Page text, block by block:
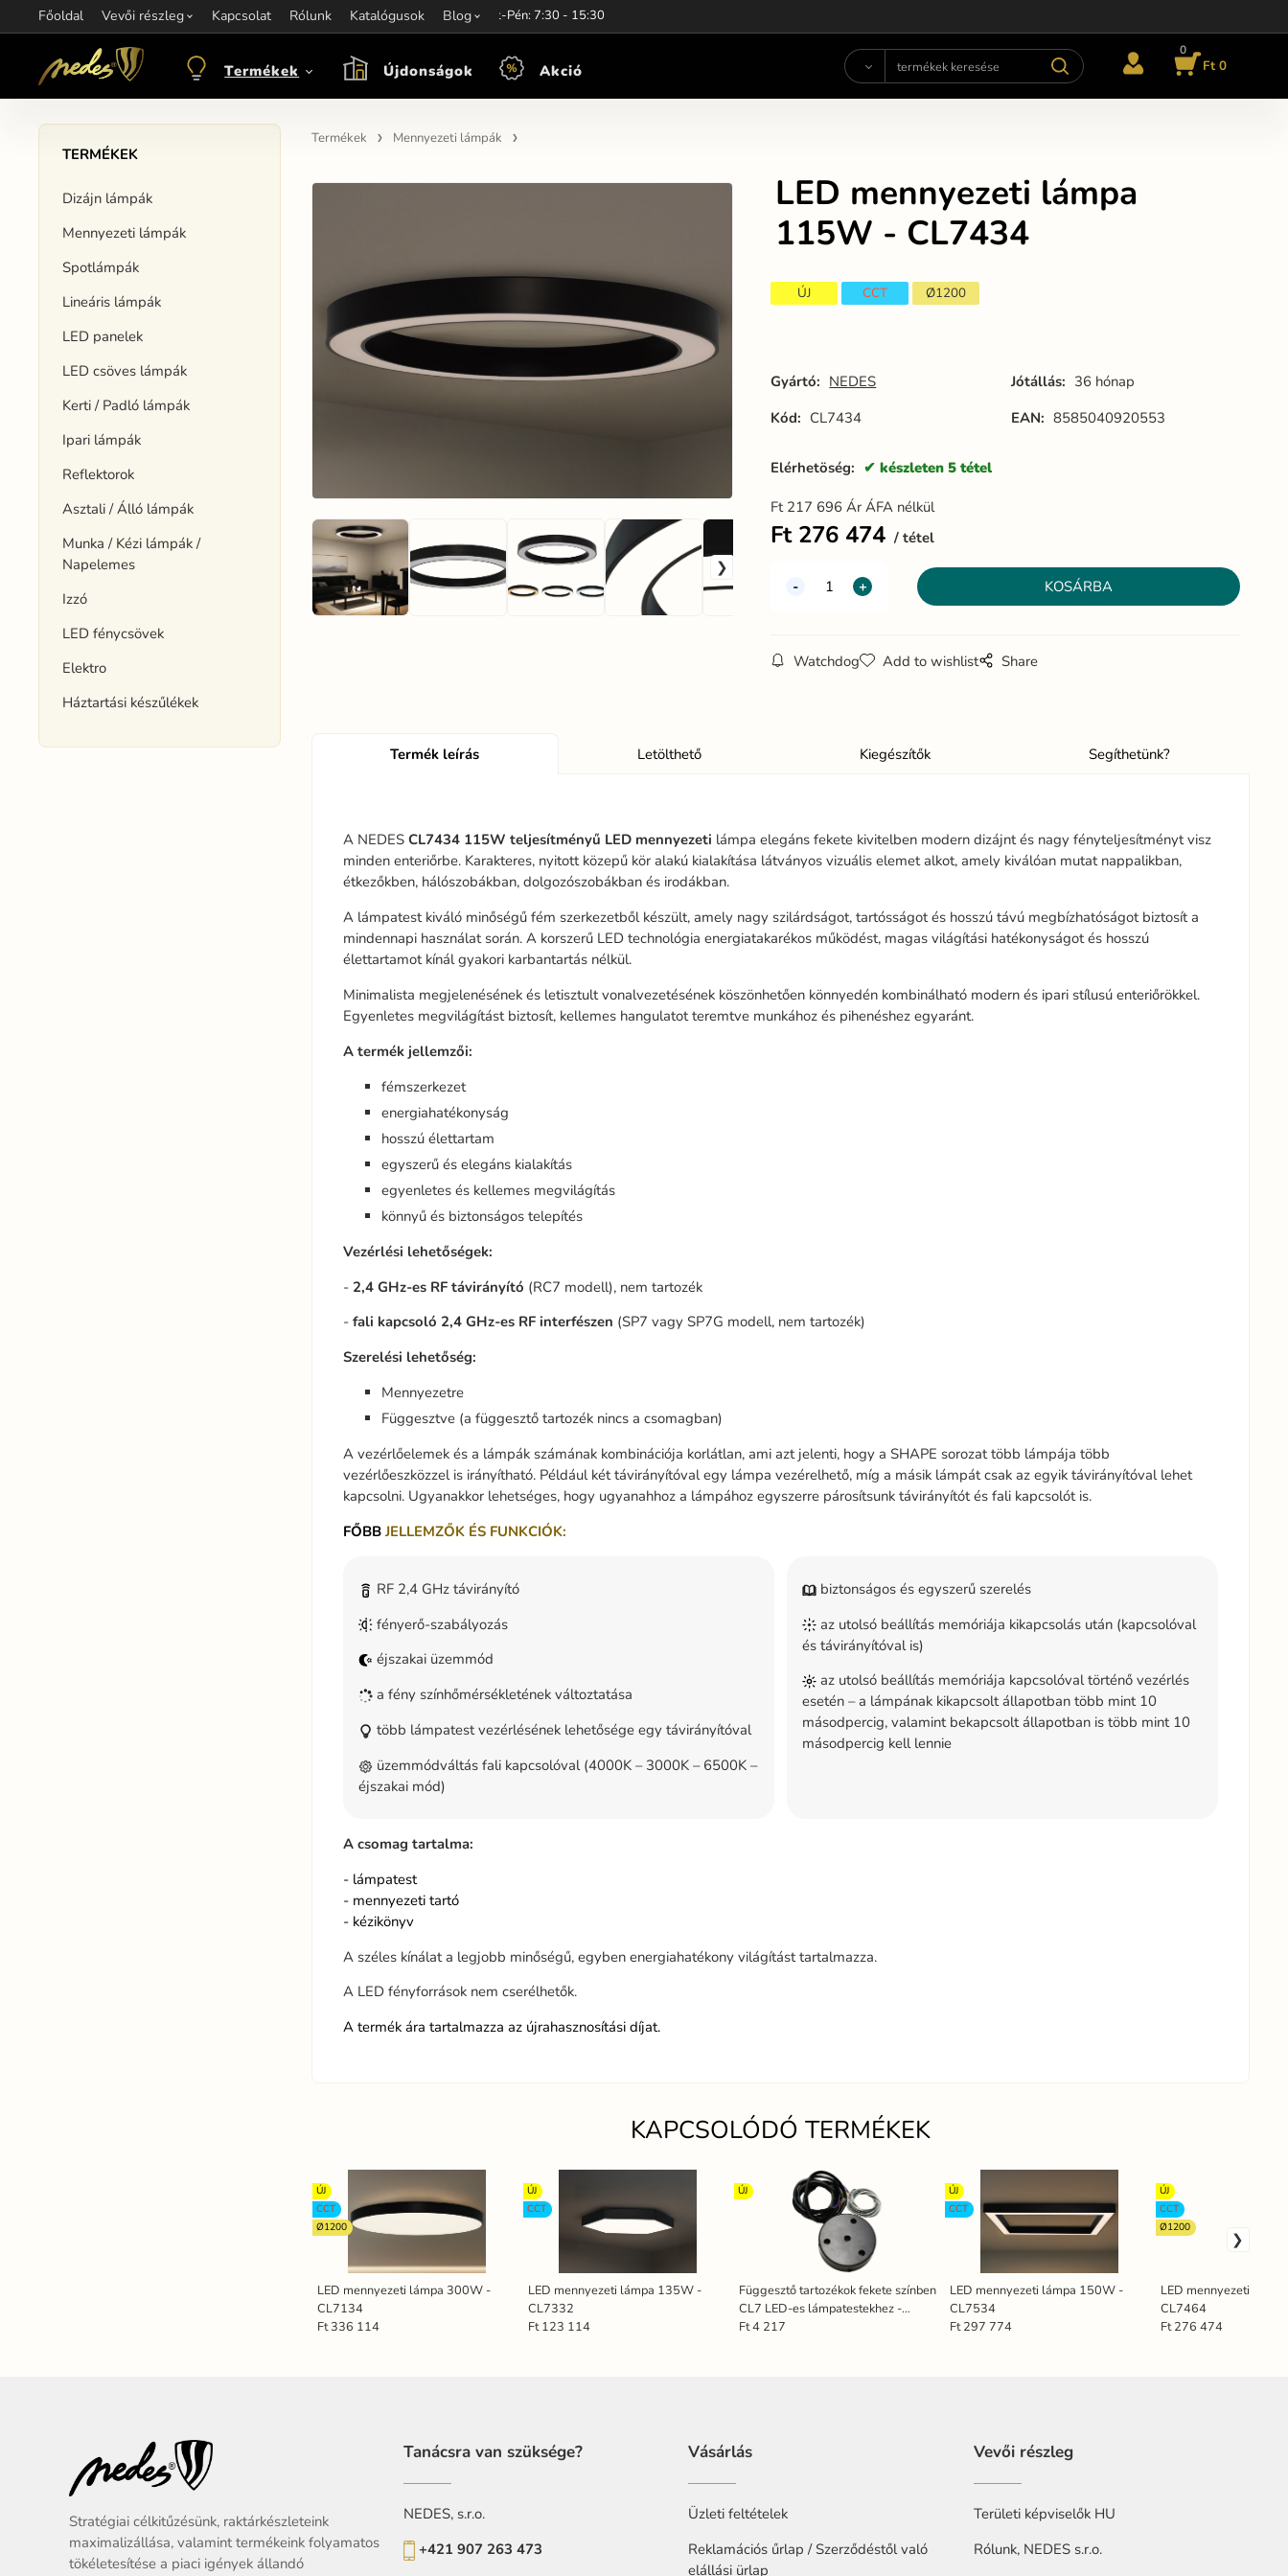
Főoldal Vevői részleg Kapcsolat Rólunk Katalógusok Blog
Információ:objednavkacz@nedes.sk Kapcsolat:+421 907 263 473Munkaidő: Hét-Pén: 7:30 - 15:30
Termékek Újdonságok Akció
0
Ft 0
TERMÉKEK
Dizájn lámpák
Mennyezeti lámpák
Spotlámpák
Lineáris lámpák
LED panelek
LED csöves lámpák
Kerti / Padló lámpák
Ipari lámpák
Reflektorok
Asztali / Álló lámpák
Munka / Kézi lámpák /
Napelemes
Izzó
LED fénycsövek
Elektro
Háztartási készűlékek
Termékek Mennyezeti lámpák
LED mennyezeti lámpa
115W - CL7434
ÚJ CCT Ø1200
Gyártó: NEDES Jótállás: 36 hónap
Kód: CL7434 EAN: 8585040920553
Elérhetöség: készleten 5 tétel
Ft 217 696 Ár ÁFA nélkül
Ft 276 474 tétel
Watchdog Add to wishlist Share
Termék leírás Letölthető Kiegészítők Segíthetünk?
A NEDES CL7434 115W teljesítményű LED mennyezeti lámpa elegáns fekete kivitelben modern dizájnt és nagy fényteljesítményt visz
minden enteriőrbe. Karakteres, nyitott közepű kör alakú kialakítása látványos vizuális elemet alkot, amely kiválóan mutat nappalikban,
étkezőkben, hálószobákban, dolgozószobákban és irodákban.
A lámpatest kiváló minőségű fém szerkezetből készült, amely nagy szilárdságot, tartósságot és hosszú távú megbízhatóságot biztosít a
mindennapi használat során. A korszerű LED technológia energiatakarékos működést, magas világítási hatékonyságot és hosszú
élettartamot kínál gyakori karbantartás nélkül.
Minimalista megjelenésének és letisztult vonalvezetésének köszönhetően könnyedén kombinálható modern és ipari stílusú enteriőrökkel.
Egyenletes megvilágítást biztosít, kellemes hangulatot teremtve munkához és pihenéshez egyaránt.
A termék jellemzői:
fémszerkezet
energiahatékonyság
hosszú élettartam
egyszerű és elegáns kialakítás
egyenletes és kellemes megvilágítás
könnyű és biztonságos telepítés
Vezérlési lehetőségek:
- 2,4 GHz-es RF távirányító (RC7 modell), nem tartozék
- fali kapcsoló 2,4 GHz-es RF interfészen (SP7 vagy SP7G modell, nem tartozék)
Szerelési lehetőség:
Mennyezetre
Függesztve (a függesztő tartozék nincs a csomagban)
A vezérlőelemek és a lámpák számának kombinációja korlátlan, ami azt jelenti, hogy a SHAPE sorozat több lámpája több
vezérlőeszközzel is irányítható. Például két távirányítóval egy lámpa vezérelhető, míg a másik lámpát csak az egyik távirányítóval lehet
kapcsolni. Ugyanakkor lehetséges, hogy ugyanahhoz a lámpához egyszerre párosítsunk távirányítót és fali kapcsolót is.
FŐBBJELLEMZŐK ÉS FUNKCIÓK:
RF 2,4 GHz távirányító
fényerő-szabályozás
éjszakai üzemmód
a fény színhőmérsékletének változtatása
több lámpatest vezérlésének lehetősége egy távirányítóval
üzemmódváltás fali kapcsolóval (4000K – 3000K – 6500K –
éjszakai mód)
biztonságos és egyszerű szerelés
az utolsó beállítás memóriája kikapcsolás után (kapcsolóval
és távirányítóval is)
az utolsó beállítás memóriája kapcsolóval történő vezérlés
esetén – a lámpának kikapcsolt állapotban több mint 10
másodpercig, valamint bekapcsolt állapotban is több mint 10
másodpercig kell lennie
A csomag tartalma:
- lámpatest
- mennyezeti tartó
- kézikönyv
A széles kínálat a legjobb minőségű, egyben energiahatékony világítást tartalmazza.
A LED fényforrások nem cserélhetők.
A termék ára tartalmazza az újrahasznosítási díjat.
KAPCSOLÓDÓ TERMÉKEK
LED mennyezeti lámpa 300W -
CL7134
ÚJ
CCT
Ø1200
Ft 336 114
LED mennyezeti lámpa 135W -
CL7332
ÚJ
CCT
Ft 123 114
Függesztő tartozékok fekete színben
CL7 LED-es lámpatestekhez -
SN701
ÚJ
Ft 4 217
LED mennyezeti lámpa 150W -
CL7534
ÚJ
CCT
Ft 297 774
LED mennyezeti
CL7464
ÚJ
CCT
Ø1200
Ft 276 474
Stratégiai célkitűzésünk, raktárkészleteink
maximalizállása, valamint termékeink folyamatos
tökéletesítése a piaci igények állandó
Tanácsra van szüksége?
NEDES, s.r.o.
+421 907 263 473
Vásárlás
Üzleti feltételek
Reklamációs űrlap / Szerződéstől való
elállási ürlap
Vevői részleg
Területi képviselők HU
Rólunk, NEDES s.r.o.